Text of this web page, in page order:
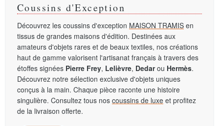
Coussins d'Exception
Découvrez les coussins d'exception MAISON TRAMIS en
tissus de grandes maisons d'édition. Destinées aux
amateurs d'objets rares et de beaux textiles, nos créations
haut de gamme valorisent l'artisanat français à travers des
étoffes signées Pierre Frey, Lelièvre, Dedarou Hermès.
Découvrez notre sélection exclusive d'objets uniques
conçus à la main. Chaque pièce raconte une histoire
singulière. Consultez tous nos coussins de luxe et profitez
de la livraison offerte.